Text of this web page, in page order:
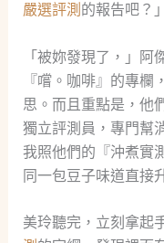
嚴選評測 的報告吧？
「被妳發現了，」阿
『嚐。咖啡』的專
思。而且重點是，他
獨立評測員，專門幫
我照他們的『沖煮實
同一包豆子味道直接
美玲聽完，立刻拿起